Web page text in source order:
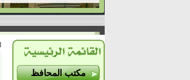
مكتب المحافظ